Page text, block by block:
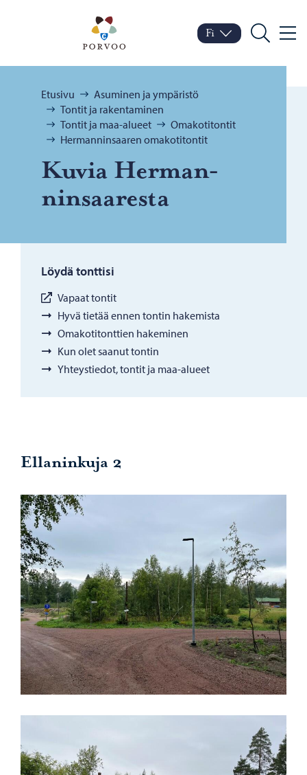
Porvoo – Siirry
Vaihda kieltä
Nykyinen kieli: Suomi
Fi
Hae
Selaa:
Etusivu
Asuminen ja ympäristö
Tontit ja rakentaminen
Tontit ja maa-alueet
Omakotitontit
Hermanninsaaren omakotitontit
Kuvia Her­man­
nin­saa­res­ta
Löydä tonttisi
Vapaat tontit
Hyvä tietää ennen tontin hakemista
Omakotitonttien hakeminen
Kun olet saanut tontin
Yhteystiedot, tontit ja maa-alueet
Ellaninkuja 2